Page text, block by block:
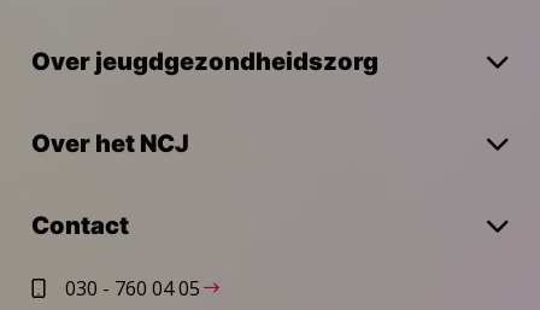
Over jeugdgezondheidszorg
Over het NCJ
Contact
030 - 760 04 05